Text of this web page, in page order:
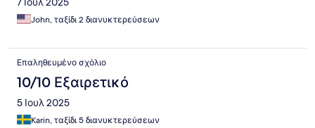
John, ταξίδι 2 διανυκτερεύσεων
Επαληθευμένο σχόλιο
10/10 Εξαιρετικό
5 Ιουλ 2025
Karin, ταξίδι 5 διανυκτερεύσεων